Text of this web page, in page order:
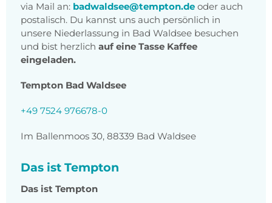
via Mail an: badwaldsee@tempton.de oder auch
postalisch. Du kannst uns auch persönlich in
unsere Niederlassung in Bad Waldsee besuchen
und bist herzlich auf eine Tasse Kaffee
eingeladen.
Tempton Bad Waldsee
+49 7524 976678-0
Im Ballenmoos 30, 88339 Bad Waldsee
Das ist Tempton
Das ist Tempton